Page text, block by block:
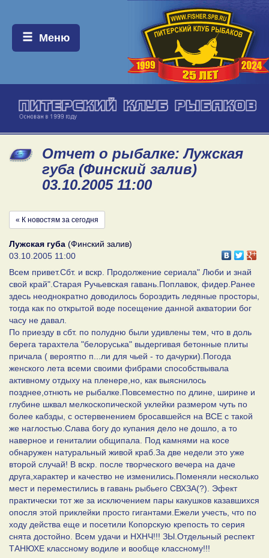
Меню:
Меню
Отчет о рыбалке: Лужская
губа (Финский залив)
03.10.2005 11:00
« К новостям за сегодня
Лужская губа (Финский залив)
03.10.2005 11:00
Всем привет.Сбт. и вскр. Продолжение сериала" Люби и знай
свой край".Старая Ручьевская гавань.Поплавок, фидер.Ранее
здесь неоднократно доводилось бороздить ледяные просторы,
тогда как по открытой воде посещение данной акватории бог
часу не давал.
По приезду в сбт. по полудню были удивлены тем, что в доль
берега тарахтела "белоруська" выдергивая бетонные плиты
причала ( вероятпо п...ли для чьей - то дачурки).Погода
женского лета всеми своими фибрами способствывала
активному отдыху на пленере,но, как выяснилось
позднее,отнють не рыбалке.Повсеместно по длине, ширине и
глубине шквал мелкоскопической уклейки размером чуть по
более кабзды, с остервенением бросавшейся на ВСЕ с такой
же наглостью.Слава богу до купания дело не дошло, а то
наверное и гениталии общипала. Под камнями на косе
обнаружен натуральный живой краб.За две недели это уже
второй случай! В вскр. после творческого вечера на даче
друга,характер и качество не изменились.Поменяли несколько
мест и переместились в гавань рыбьего СВХЗА(?). Эфект
практически тот же за исключением пары какушков казавшихся
опосля этой приклейки просто гигантами.Ежели учесть, что по
ходу действа еще и посетили Копорскую крепость то серия
снята достойно. Всем удачи и НХНЧ!!! ЗЫ.Отдельный респект
ТАНЮХЕ классному водиле и вообще классному!!!